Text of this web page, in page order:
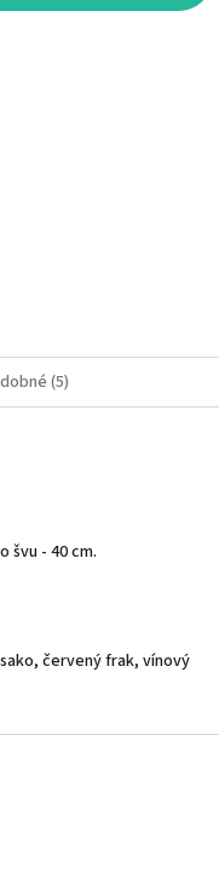
(5)
švu - 40 cm.
červený frak, vínový